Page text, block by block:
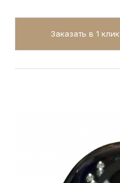
Заказать в 1 клик